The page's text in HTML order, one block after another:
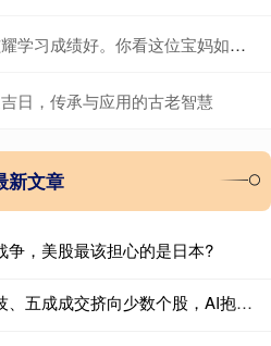
成绩好。你看这位宝妈如何怼回去……
日，传承与应用的古老智慧
新文章
争，美股最该担心的是日本?
恒盛策略 六成仓位押注科技、五成成交挤向少数个股，AI抱团行情会重演历史瓦解吗？